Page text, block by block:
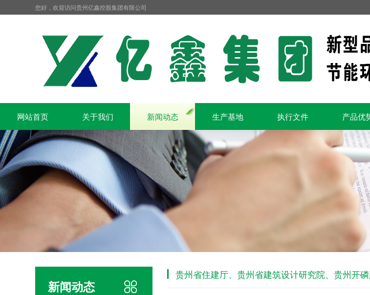
您好，欢迎访问贵州亿鑫控股集团有限公司
网站首页 关于我们 新闻动态 生产基地 执行文件 产品优
新闻动态
贵州省住建厅、贵州省建筑设计研究院、贵州开